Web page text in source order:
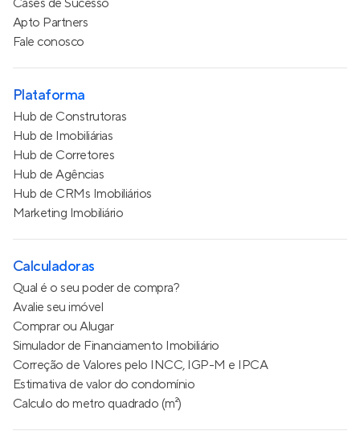
Cases de Sucesso
Apto Partners
Fale conosco
Plataforma
Hub de Construtoras
Hub de Imobiliárias
Hub de Corretores
Hub de Agências
Hub de CRMs Imobiliários
Marketing Imobiliário
Calculadoras
Qual é o seu poder de compra?
Avalie seu imóvel
Comprar ou Alugar
Simulador de Financiamento Imobiliário
Correção de Valores pelo INCC, IGP-M e IPCA
Estimativa de valor do condomínio
Calculo do metro quadrado (m²)